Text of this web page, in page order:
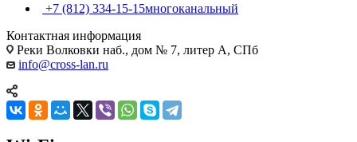
+7 (812) 334-15-15многоканальный
Контактная информация
Реки Волковки наб., дом № 7, литер А, СПб
info@cross-lan.ru